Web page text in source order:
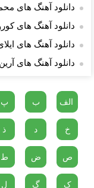
دانلود آهنگ های
دانلود آهنگ های
دانلود آهنگ های
دانلود آهنگ های
الف ب پ
خ د ذ
ص ض ط
ک گ ل